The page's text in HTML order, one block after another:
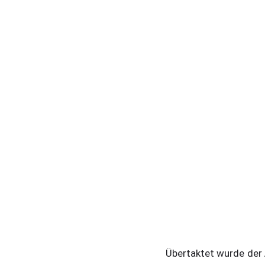
Übertaktet wurde der